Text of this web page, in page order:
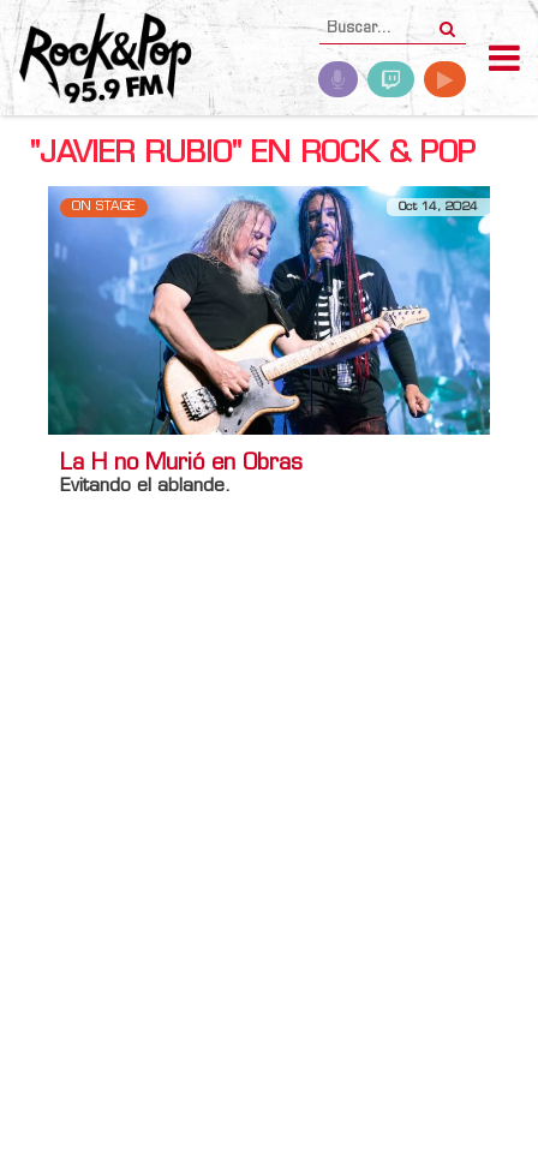
"JAVIER RUBIO" EN ROCK & POP
ON STAGE Oct 14, 2024
La H no Murió en Obras
Evitando el ablande.